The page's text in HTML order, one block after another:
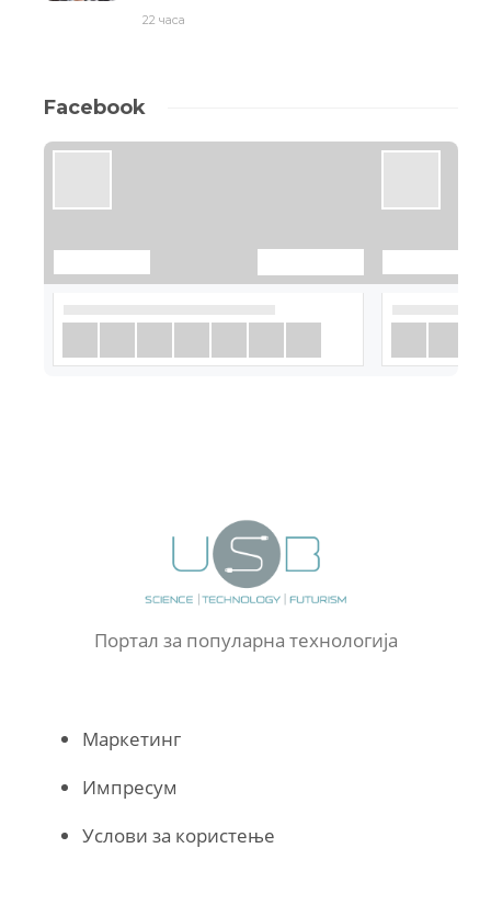
22 часа
Facebook
Портал за популарна технологија
Маркетинг
Импресум
Услови за користење